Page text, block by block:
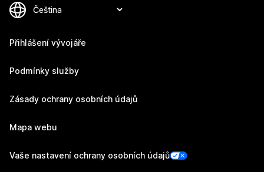
Přihlášení vývojáře
Podmínky služby
Zásady ochrany osobních údajů
Mapa webu
Vaše nastavení ochrany osobních údajů